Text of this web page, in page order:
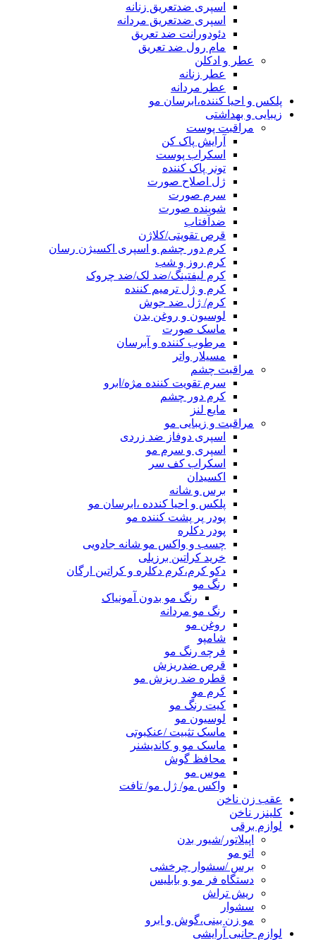
اسپری ضدتعریق زنانه
اسپری ضدتعریق مردانه
دئودورانت ضد تعریق
مام رول ضد تعریق
عطر و ادکلن
عطر زنانه
عطر مردانه
پلکس و احیا کننده،ابرسان مو
زیبایی و بهداشتی
مراقبت پوست
آرایش پاک کن
اسکراب پوست
تونر پاک کننده
ژل اصلاح صورت
سرم صورت
شوینده صورت
ضدآفتاب
قرص تقویتی/کلاژن
کرم دور چشم و اسپری اکسیژن رسان
کرم روز و شب
کرم لیفتینگ/ضد لک/ضد چروک
کرم و ژل ترمیم کننده
کرم/ ژل ضد جوش
لوسیون و روغن بدن
ماسک صورت
مرطوب کننده و آبرسان
مسیلار واتر
مراقبت چشم
سرم تقویت کننده مژه/ابرو
کرم دور چشم
مایع لنز
مراقبت و زیبایی مو
اسپری دوفاز ضد زردی
اسپری و سرم مو
اسکراب کف سر
اکسیدان
برس و شانه
پلکس و احیا کندده ،ابرسان مو
پودر پر پشت کننده مو
پودر دکلره
چسب و واکس مو شانه جادویی
خرید کراتین برزیلی
دکو کرم،کرم دکلره و کراتین ارگان
رنگ مو
رنگ مو بدون آمونیاک
رنگ مو مردانه
روغن مو
شامپو
فرچه رنگ مو
قرص ضدریزش
قطره ضد ریزش مو
کرم مو
کیت رنگ مو
لوسیون مو
ماسک تثبیت /عنکبوتی
ماسک مو و کاندیشنر
محافظ گوش
موس مو
واکس مو/ ژل مو/ تافت
عقب زن ناخن
کلینزر ناخن
لوازم برقی
اپیلاتور/شیور بدن
اتو مو
برس /سشوار چرخشی
دستگاه فر مو و بابلیس
ریش تراش
سشوار
مو زن بینی،گوش و ابرو
لوازم جانبی آرایشی